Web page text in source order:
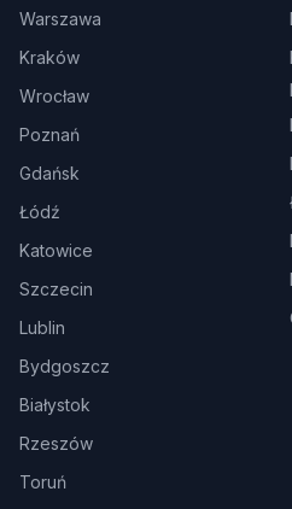
Warszawa
Kraków
Wrocław
Poznań
Gdańsk
Łódź
Katowice
Szczecin
Lublin
Bydgoszcz
Białystok
Rzeszów
Toruń